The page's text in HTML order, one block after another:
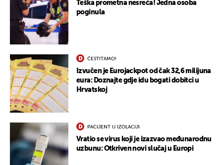
Teška prometna nesreća! Jedna osoba
poginula
ČESTITAMO!
Izvučen je Eurojackpot od čak 32,6 milijuna
eura: Doznajte gdje idu bogati dobitci u
Hrvatskoj
PACIJENT U IZOLACIJI
Vratio se virus koji je izazvao međunarodnu
uzbunu: Otkriven novi slučaj u Europi